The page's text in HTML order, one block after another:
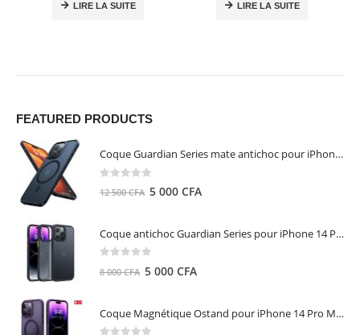
LIRE LA SUITE LIRE LA SUITE
FEATURED PRODUCTS
Coque Guardian Series mate antichoc pour iPhone 15 Pro Max avec Magsafe Noir - Torras
12 500CFA Le
500 CFA.
5 000 CFA
Coque antichoc Guardian Series pour iPhone 14 Pro Max - TORRAS
8 000CFA Le
était :
5 000 CFA
Coque Magnétique Ostand pour iPhone 14 Pro Max - Violet Foncé - TORRAS